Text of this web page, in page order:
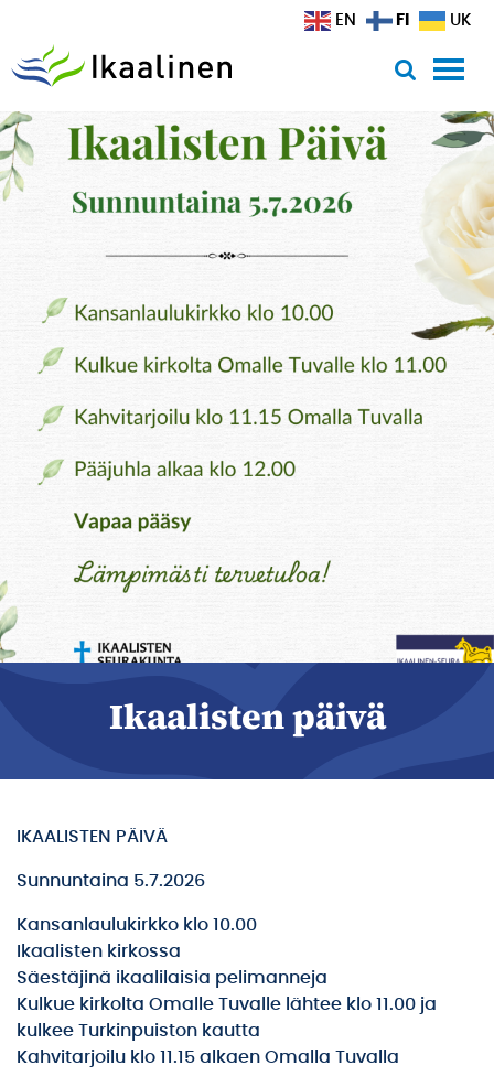
Ikaalisten päivä
IKAALISTEN PÄIVÄ
Sunnuntaina 5.7.2026
Kansanlaulukirkko klo 10.00
Ikaalisten kirkossa
Säestäjinä ikaalilaisia pelimanneja
Kulkue kirkolta Omalle Tuvalle lähtee klo 11.00 ja
kulkee Turkinpuiston kautta
Kahvitarjoilu klo 11.15 alkaen Omalla Tuvalla
EN FI UK